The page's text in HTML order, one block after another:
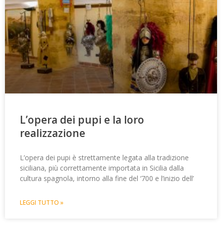
L’opera dei pupi e la loro
realizzazione
L’opera dei pupi è strettamente legata alla tradizione
siciliana, più correttamente importata in Sicilia dalla
cultura spagnola, intorno alla fine del ‘700 e l’inizio dell’
LEGGI TUTTO »